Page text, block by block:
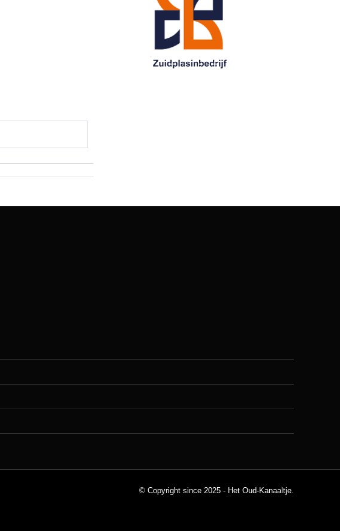
© Copyright since 2025 - Het Oud-Kanaaltje.